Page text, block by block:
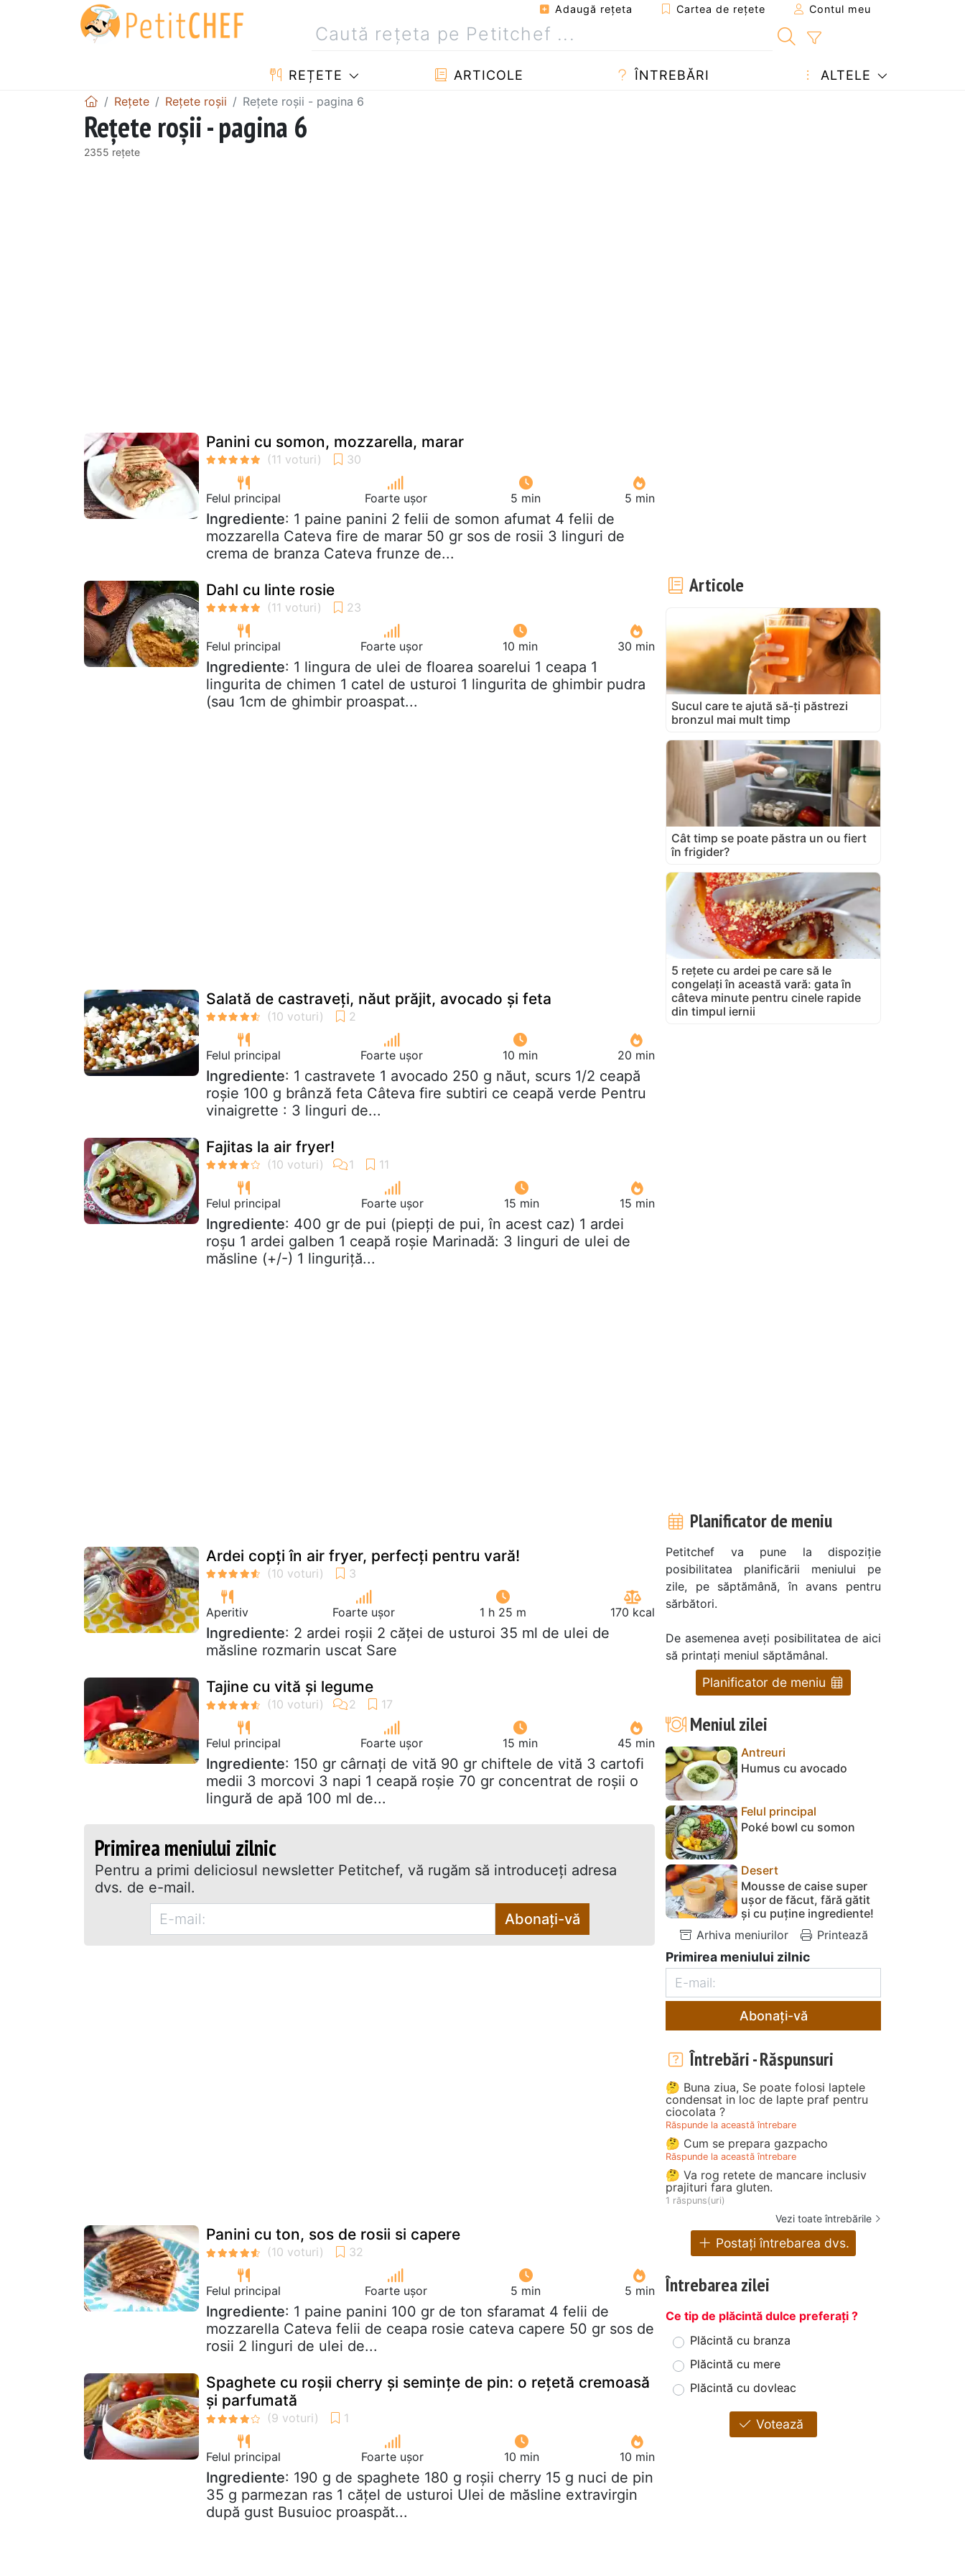
Adaugă reţeta Cartea de rețete Contul meu
REȚETE ARTICOLE ÎNTREBĂRI ALTELE
Rețete Rețete roșii Rețete roșii - pagina 6
Rețete roșii - pagina 6
2355 rețete
Panini cu somon, mozzarella, marar
Felul principal Foarte ușor 5 min 5 min
Ingrediente: 1 paine panini 2 felii de somon afumat 4 felii de
mozzarella Cateva fire de marar 50 gr sos de rosii 3 linguri de
crema de branza Cateva frunze de...
Dahl cu linte rosie
Felul principal Foarte ușor 10 min 30 min
Ingrediente: 1 lingura de ulei de floarea soarelui 1 ceapa 1
lingurita de chimen 1 catel de usturoi 1 lingurita de ghimbir pudra
(sau 1cm de ghimbir proaspat...
Salată de castraveți, năut prăjit, avocado și feta
Felul principal Foarte ușor 10 min 20 min
Ingrediente: 1 castravete 1 avocado 250 g năut, scurs 1/2 ceapă
roșie 100 g brânză feta Câteva fire subtiri ce ceapă verde Pentru
vinaigrette : 3 linguri de...
Fajitas la air fryer!
Felul principal Foarte ușor 15 min 15 min
Ingrediente: 400 gr de pui (piepți de pui, în acest caz) 1 ardei
roșu 1 ardei galben 1 ceapă roșie Marinadă: 3 linguri de ulei de
măsline (+/-) 1 linguriță...
Ardei copți în air fryer, perfecți pentru vară!
Aperitiv Foarte ușor 1 h 25 m 170 kcal
Ingrediente: 2 ardei roșii 2 căței de usturoi 35 ml de ulei de
măsline rozmarin uscat Sare
Tajine cu vită și legume
Felul principal Foarte ușor 15 min 45 min
Ingrediente: 150 gr cârnați de vită 90 gr chiftele de vită 3 cartofi
medii 3 morcovi 3 napi 1 ceapă roșie 70 gr concentrat de roșii o
lingură de apă 100 ml de...
Primirea meniului zilnic
Pentru a primi deliciosul newsletter Petitchef, vă rugăm să introduceţi adresa
dvs. de e-mail.
Abonați-vă
Panini cu ton, sos de rosii si capere
Felul principal Foarte ușor 5 min 5 min
Ingrediente: 1 paine panini 100 gr de ton sfaramat 4 felii de
mozzarella Cateva felii de ceapa rosie cateva capere 50 gr sos de
rosii 2 linguri de ulei de...
Spaghete cu roșii cherry și semințe de pin: o rețetă cremoasă
și parfumată
Felul principal Foarte ușor 10 min 10 min
Ingrediente: 190 g de spaghete 180 g roșii cherry 15 g nuci de pin
35 g parmezan ras 1 cățel de usturoi Ulei de măsline extravirgin
după gust Busuioc proaspăt...
Articole
Sucul care te ajută să-ți păstrezi
bronzul mai mult timp
Cât timp se poate păstra un ou fiert
în frigider?
5 rețete cu ardei pe care să le
congelați în această vară: gata în
câteva minute pentru cinele rapide
din timpul iernii
Planificator de meniu
Petitchef va pune la dispoziție
posibilitatea planificării meniului pe
zile, pe săptămână, în avans pentru
sărbători.
De asemenea aveți posibilitatea de aici
să printați meniul săptămânal.
Planificator de meniu
Meniul zilei
Antreuri
Humus cu avocado
Felul principal
Poké bowl cu somon
Desert
Mousse de caise super
ușor de făcut, fără gătit
și cu puține ingrediente!
Arhiva meniurilor
Printează
Primirea meniului zilnic
Abonați-vă
Întrebări - Răspunsuri
🤔 Buna ziua, Se poate folosi laptele
condensat in loc de lapte praf pentru
ciocolata ?
Răspunde la această întrebare
🤔 Cum se prepara gazpacho
Răspunde la această întrebare
🤔 Va rog retete de mancare inclusiv
prajituri fara gluten.
1 răspuns(uri)
Vezi toate întrebările
Postați întrebarea dvs.
Întrebarea zilei
Ce tip de plăcintă dulce preferați ?
Plăcintă cu branza
Plăcintă cu mere
Plăcintă cu dovleac
Votează